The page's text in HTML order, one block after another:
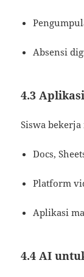
Absensi
4.3
Siswa
Docs,
Platform
Aplikasi
4.4 AI